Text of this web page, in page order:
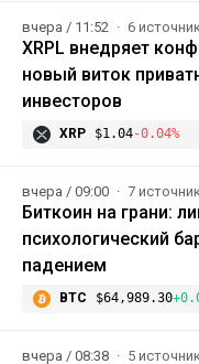
вчера / 11:52 6
XRPL внедряет
новый виток
инвесторов
XRP $1.04-0.04%
вчера / 09:00 7
Биткоин на грани:
психологический
падением
BTC $64,989.30
вчера / 08:38 5